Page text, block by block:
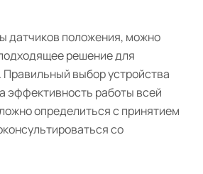
датчиков положения, можно
решение для
Правильный выбор устройства
эффективность работы всей
определиться с принятием
со